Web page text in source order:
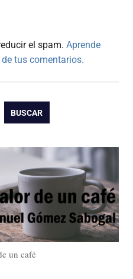
el spam. Aprende
tus comentarios.
BUSCAR
un café